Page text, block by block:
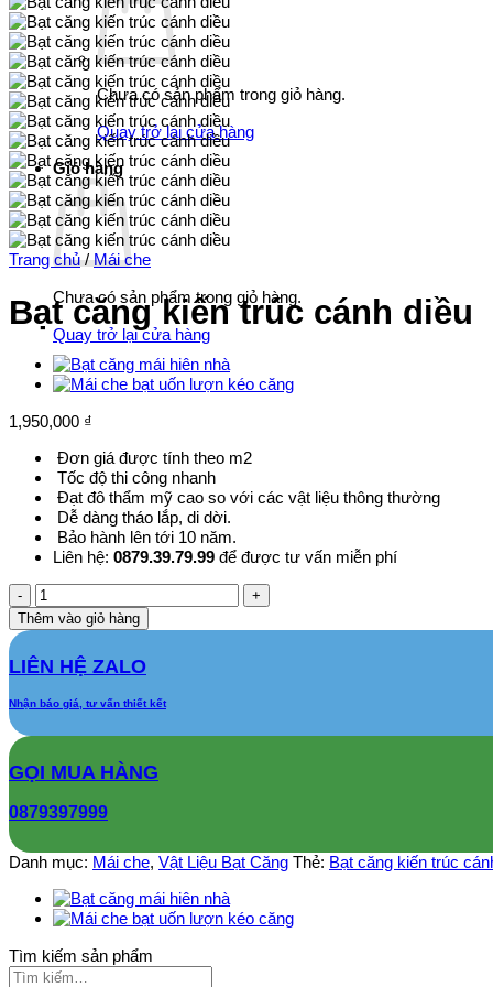
Chưa có sản phẩm trong giỏ hàng.
Quay trở lại cửa hàng
Giỏ hàng
Chưa có sản phẩm trong giỏ hàng.
Quay trở lại cửa hàng
Trang chủ / Mái che
Bạt căng kiến trúc cánh diều
1,950,000 ₫
Đơn giá được tính theo m2
Tốc độ thi công nhanh
Đạt đô thẩm mỹ cao so với các vật liệu thông thường
Dễ dàng tháo lắp, di dời.
Bảo hành lên tới 10 năm.
Liên hệ: 0879.39.79.99 để được tư vấn miễn phí
Bạt
căng
kiến
trúc
cánh
số
Thêm vào giỏ hàng
LIÊN HỆ ZALO
Nhận báo giá, tư vấn thiết kết
GỌI MUA HÀNG
0879397999
Danh mục: Mái che, Vật Liệu Bạt Căng Thẻ: Bạt căng kiến trúc
Tìm kiếm sản phẩm
Tìm